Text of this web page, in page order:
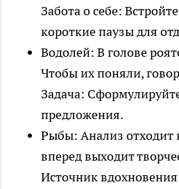
Забота о себе:
короткие паузы для
Водолей: В голове
Чтобы их поняли,
Задача:
предложения.
Рыбы: Анализ отходит
вперед выходит
Источник